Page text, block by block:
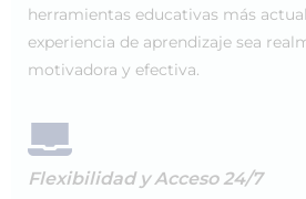
herramientas educativas más
experiencia de aprendizaje sea
motivadora y efectiva.
Flexibilidad y Acceso 24/7